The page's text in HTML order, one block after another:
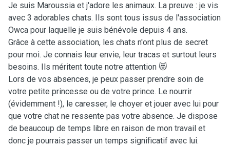
Je suis Maroussia et j'adore les animaux. La preuve : je vis
avec 3 adorables chats. Ils sont tous issus de l'association
Owca pour laquelle je suis bénévole depuis 4 ans.
Grâce à cette association, les chats n'ont plus de secret
pour moi. Je connais leur envie, leur tracas et surtout leurs
besoins. Ils méritent toute notre attention 😻
Lors de vos absences, je peux passer prendre soin de
votre petite princesse ou de votre prince. Le nourrir
(évidemment !), le caresser, le choyer et jouer avec lui pour
que votre chat ne ressente pas votre absence. Je dispose
de beaucoup de temps libre en raison de mon travail et
donc je pourrais passer un temps significatif avec lui.